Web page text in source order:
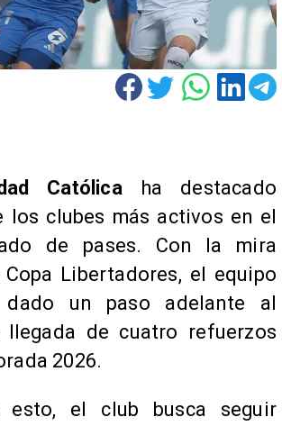
Católicaha destacado
los clubes más activos en el
de pases. Con la mira
Libertadores, el equipo
un paso adelante al
de cuatro refuerzos
2026.
el club busca seguir